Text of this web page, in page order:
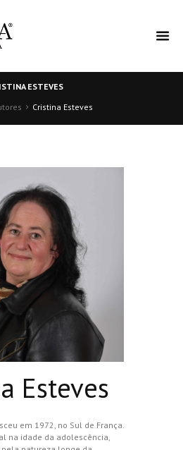
ESTEVES
Cristina Esteves
Esteves
em 1972, no Sul de França.
na idade da adolescência,